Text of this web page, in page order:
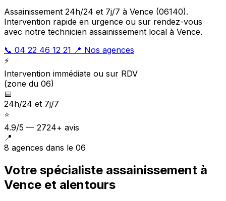
Assainissement 24h/24 et 7j/7 à Vence (06140).
Intervention rapide en urgence ou sur rendez-vous
avec notre technicien assainissement local à Vence.
📞 04 22 46 12 21 📍 Nos agences
⚡
Intervention immédiate ou sur RDV
(zone du 06)
📅
24h/24 et 7j/7
⭐
4.9/5 — 2724+ avis
📍
8 agences dans le 06
Votre spécialiste assainissement à
Vence et alentours